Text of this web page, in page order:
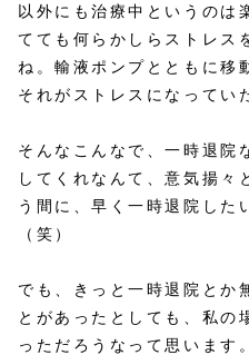
以外にも治療中というのは
てても何らかしらストレス
ね。輸液ポンプとともに移
それがストレスになってい
そんなこんなで、一時退院
してくれなんて、意気揚々
う間に、早く一時退院した
（笑）
でも、きっと一時退院とか
とがあったとしても、私の
っただろうなって思います